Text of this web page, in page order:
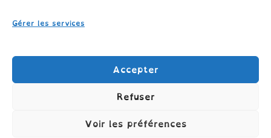
Gérer les services
Accepter
Refuser
Voir les préférences
Politique de cookies (UE)
Politique de confidentialité
TÉLÉPHONE: 06.04.09.26.45 //